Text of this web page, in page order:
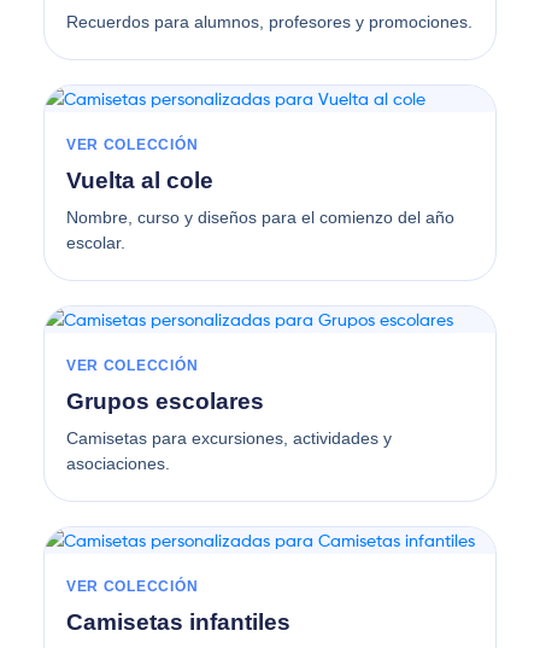
Recuerdos para alumnos, profesores y promociones.
VER COLECCIÓN
Vuelta al cole
Nombre, curso y diseños para el comienzo del año
escolar.
VER COLECCIÓN
Grupos escolares
Camisetas para excursiones, actividades y
asociaciones.
VER COLECCIÓN
Camisetas infantiles